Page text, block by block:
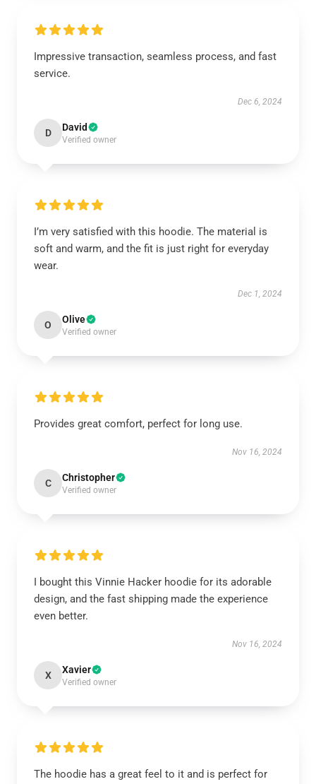
Impressive transaction, seamless process, and fast
service.
Dec 6, 2024
D David
Verified owner
I’m very satisfied with this hoodie. The material is
soft and warm, and the fit is just right for everyday
wear.
Dec 1, 2024
O Olive
Verified owner
Provides great comfort, perfect for long use.
Nov 16, 2024
C Christopher
Verified owner
I bought this Vinnie Hacker hoodie for its adorable
design, and the fast shipping made the experience
even better.
Nov 16, 2024
X Xavier
Verified owner
The hoodie has a great feel to it and is perfect for